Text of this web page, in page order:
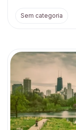
Sem categoria